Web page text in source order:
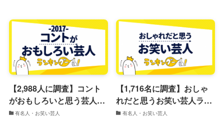
【2,988人に調査】コント
がおもしろいと思う芸人ラ
ンキング2017
有名人・お笑い芸人
【1,716名に調査】おしゃ
れだと思うお笑い芸人ラン
キング2017
有名人・お笑い芸人